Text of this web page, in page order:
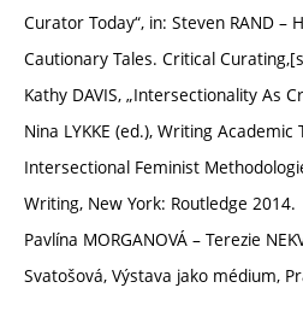
Curator Today“, in: Steven RAND –
Cautionary Tales. Critical
Kathy DAVIS, „Intersectionality As
Nina LYKKE (ed.), Writing
Intersectional Feminist
Writing, New York: Routledge 2014.
Pavlína MORGANOVÁ – Terezie
Svatošová, Výstava jako médium,